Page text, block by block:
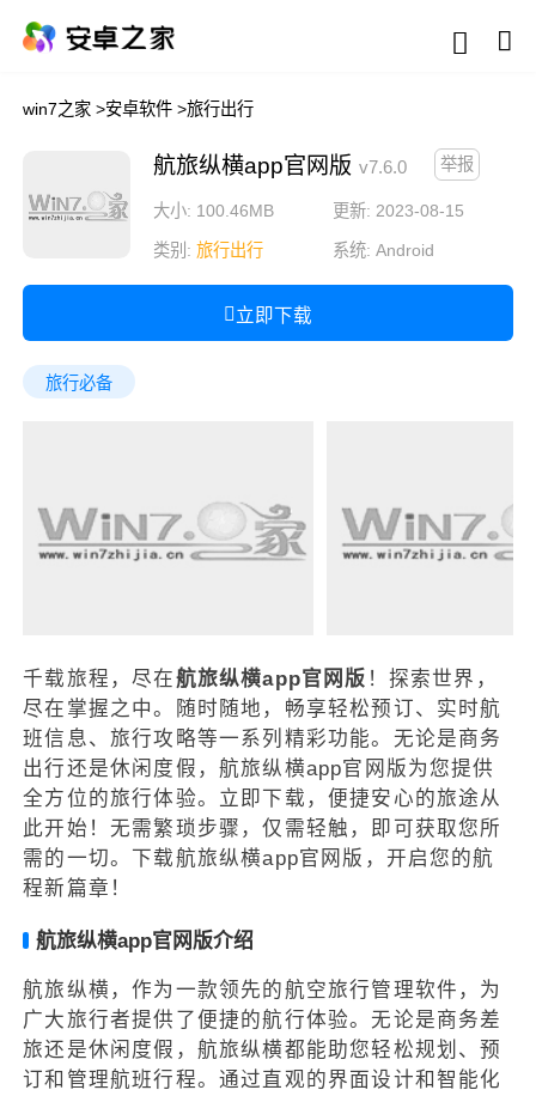
win7之家 >安卓软件 >旅行出行
航旅纵横app官网版 v7.6.0 举报
大小: 100.46MB 更新: 2023-08-15
类别: 旅行出行 系统:Android
立即下载
旅行必备
千载旅程，尽在航旅纵横app官网版 ！探索世界，
尽在掌握之中。随时随地，畅享轻松预订、实时航
班信息、旅行攻略等一系列精彩功能。无论是商务
出行还是休闲度假，航旅纵横app官网版为您提供
全方位的旅行体验。立即下载，便捷安心的旅途从
此开始！无需繁琐步骤，仅需轻触，即可获取您所
需的一切。下载航旅纵横app官网版，开启您的航
程新篇章！
航旅纵横app官网版介绍
航旅纵横，作为一款领先的航空旅行管理软件，为
广大旅行者提供了便捷的航行体验。无论是商务差
旅还是休闲度假，航旅纵横都能助您轻松规划、预
订和管理航班行程。通过直观的界面设计和智能化